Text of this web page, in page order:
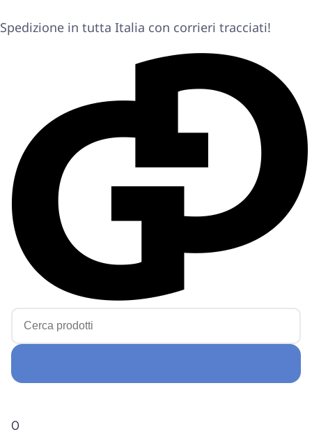
Spedizione in tutta Italia con corrieri tracciati!
0